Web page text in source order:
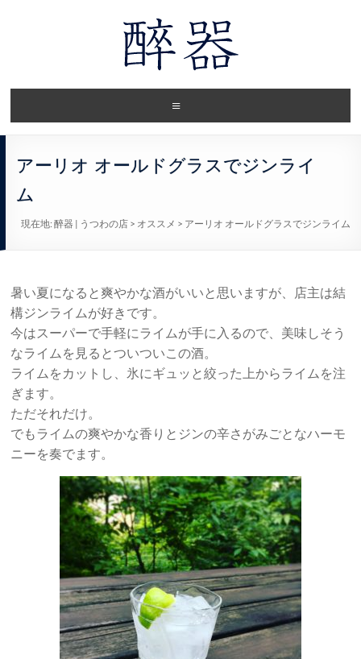
アーリオ オールドグラスでジンライ
ム
現在地: 醉器 | うつわの店> オススメ > アーリオ オールドグラスでジンライム
暑い夏になると爽やかな酒がいいと思いますが、店主は結
構ジンライムが好きです。
今はスーパーで手軽にライムが手に入るので、美味しそう
なライムを見るとついついこの酒。
ライムをカットし、氷にギュッと絞った上からライムを注
ぎます。
ただそれだけ。
でもライムの爽やかな香りとジンの辛さがみごとなハーモ
ニーを奏でます。